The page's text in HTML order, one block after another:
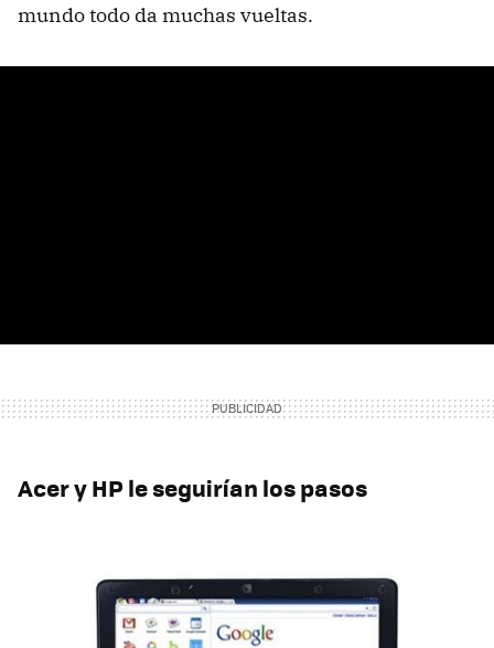
mundo todo da muchas vueltas.
Acer y HP le seguirían los pasos